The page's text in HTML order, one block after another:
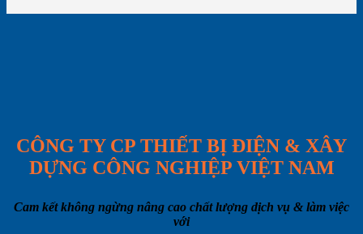
CÔNG TY CP THIẾT BỊ ĐIỆN & XÂY
DỰNG CÔNG NGHIỆP VIỆT NAM
Cam kết không ngừng nâng cao chất lượng dịch vụ & làm việc
với